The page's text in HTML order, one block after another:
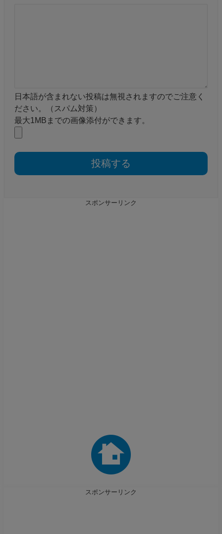
最大1MBまでの画像添付ができます。
日本語が含まれない投稿は無視されますのでご注意く
ださい。（スパム対策）
スポンサーリンク
スポンサーリンク